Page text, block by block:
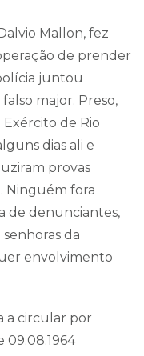
Mallon, fez
de prender
juntou
major. Preso,
de Rio
dias ali e
provas
Ninguém fora
de denunciantes,
senhoras da
envolvimento
a circular por
09.08.1964